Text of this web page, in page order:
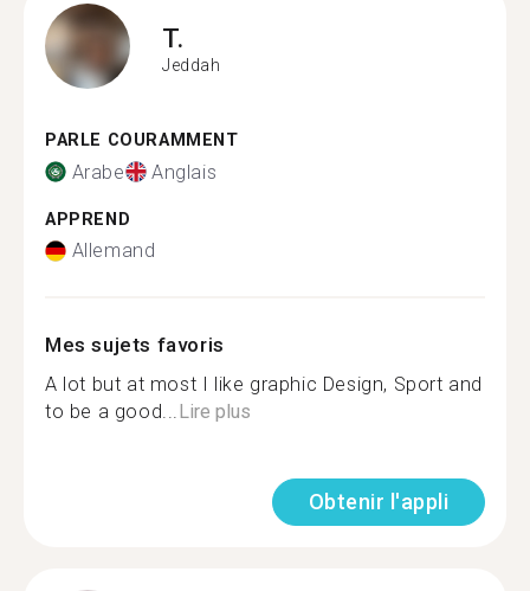
T.
Jeddah
PARLE COURAMMENT
Arabe Anglais
APPREND
Allemand
Mes sujets favoris
A lot but at most I like graphic Design, Sport and
to be a good...Lire plus
Obtenir l'appli